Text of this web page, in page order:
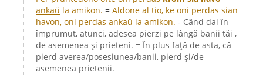
ankaŭ la amikon. = Aldone al tio, ke oni perdas sian
havon, oni perdas ankaŭ la amikon. - Când dai în
împrumut, atunci, adesea pierzi pe lângă banii tăi ,
de asemenea și prieteni. = În plus față de asta, că
pierd averea/posesiunea/banii, pierd și/de
asemenea prietenii.